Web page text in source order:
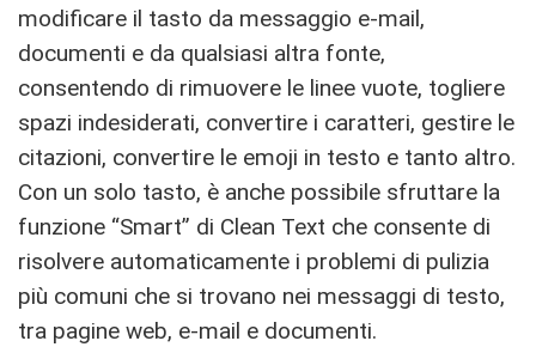
modificare il tasto da messaggio e-mail,
documenti e da qualsiasi altra fonte,
consentendo di rimuovere le linee vuote, togliere
spazi indesiderati, convertire i caratteri, gestire le
citazioni, convertire le emoji in testo e tanto altro.
Con un solo tasto, è anche possibile sfruttare la
funzione “Smart” di Clean Text che consente di
risolvere automaticamente i problemi di pulizia
più comuni che si trovano nei messaggi di testo,
tra pagine web, e-mail e documenti.